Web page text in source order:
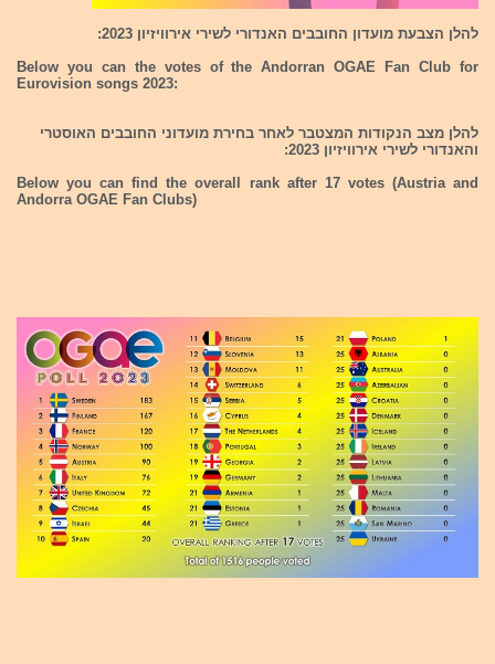
להלן הצבעת מועדון החובבים האנדורי לשירי אירוויזיון 2023:
Below you can the votes of the Andorran OGAE Fan Club for
Eurovision songs 2023:
להלן מצב הנקודות המצטבר לאחר בחירת מועדוני החובבים האוסטרי
והאנדורי לשירי אירוויזיון 2023:
Below you can find the overall rank after 17 votes (Austria and
Andorra OGAE Fan Clubs)